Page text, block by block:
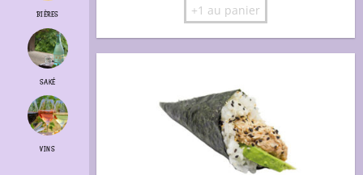
BIÈRES
SAKÉ
VINS
+1 au panier